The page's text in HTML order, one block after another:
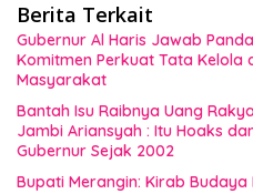
Berita Terkait
Gubernur Al Haris Jawab
Komitmen Perkuat Tata Kelola
Masyarakat
Bantah Isu Raibnya Uang
Jambi Ariansyah : Itu Hoaks
Gubernur Sejak 2002
Bupati Merangin: Kirab Budaya